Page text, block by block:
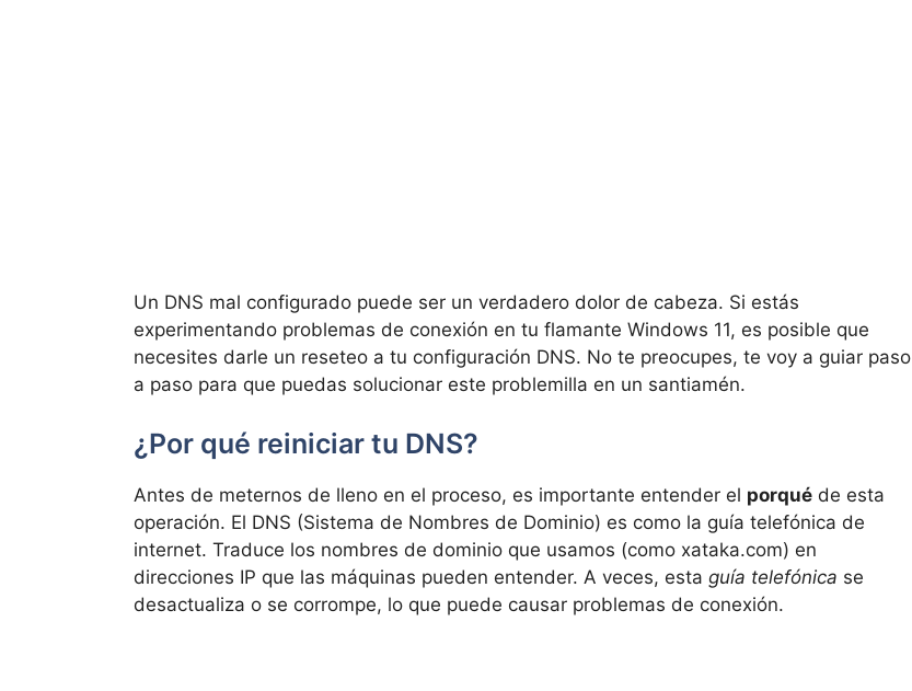
Un DNS mal configurado puede ser un verdadero dolor de cabeza. Si estás
experimentando problemas de conexión en tu flamante Windows 11, es posible que
necesites darle un reseteo a tu configuración DNS. No te preocupes, te voy a guiar paso
a paso para que puedas solucionar este problemilla en un santiamén.
¿Por qué reiniciar tu DNS?
Antes de meternos de lleno en el proceso, es importante entender el porqué de esta
operación. El DNS (Sistema de Nombres de Dominio) es como la guía telefónica de
internet. Traduce los nombres de dominio que usamos (como xataka.com) en
direcciones IP que las máquinas pueden entender. A veces, esta guía telefónica se
desactualiza o se corrompe, lo que puede causar problemas de conexión.